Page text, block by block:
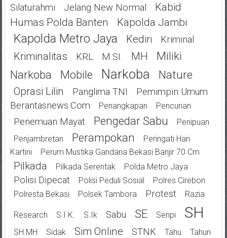
Silaturahmi
Jelang New Normal
Kabid
Humas Polda Banten
Kapolda Jambi
Kapolda Metro Jaya Kediri Kriminal
Kriminalitas KRL M.SI. MH
Miliki
Narkoba
Mobile Narkoba Nature
Oprasi Lilin Panglima TNI
Pemimpin Umum
Berantasnews.com
Penangkapan Pencurian
Penemuan Mayat Pengedar Sabu
Penipuan
Penjambretan
Perampokan
Peringati Hari
Kartini
Perum Mustika Gandaria Bekasi Banjir 70 Cm
Pilkada Pilkada Serentak Polda Metro Jaya
Polisi Dipecat Polisi Peduli Sosial
Polres Cirebon
Polresta Bekasi
Polsek Tambora Protest Razia
Research S.I.K. S.Ik Sabu SE Senpi SH
SH.MH Sidak Sim Online STNK Tahu
Tahun